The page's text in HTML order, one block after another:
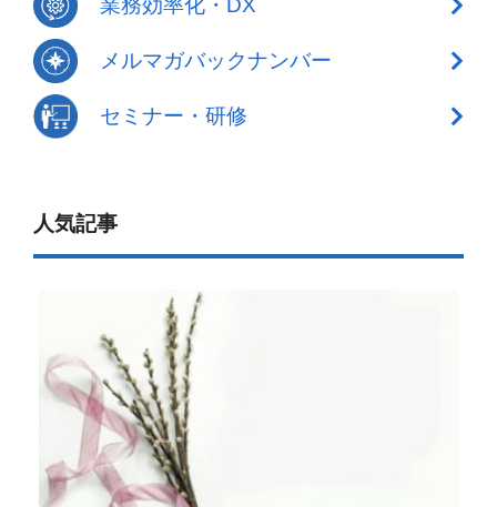
業務効率化・DX
メルマガバックナンバー
セミナー・研修
人気記事